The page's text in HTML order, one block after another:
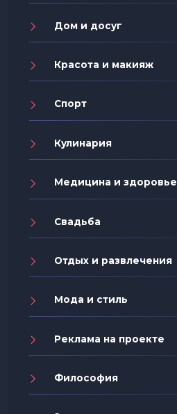
Дом и досуг
Красота и макияж
Спорт
Кулинария
Медицина и здоровье
Свадьба
Отдых и развлечения
Мода и стиль
Реклама на проекте
Философия